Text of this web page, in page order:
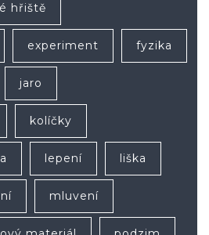
hřiště
experiment fyzika
jaro
kolíčky
lepení liška
mluvení